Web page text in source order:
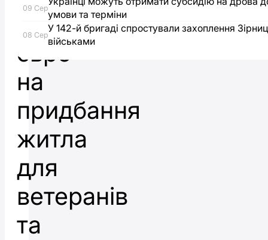
млн
євро
на
придбання
житла
для
ветеранів
та
09 Сер
умови та терміни
08 Сер
У 142-й бригаді спростували захоплення
військами